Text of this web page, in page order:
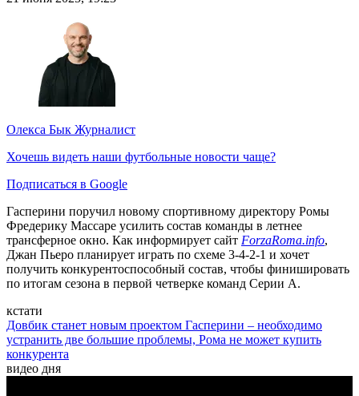
Олекса Бык Журналист
Хочешь видеть наши футбольные новости чаще?
Подписаться в Google
Гасперини поручил новому спортивному директору Ромы
Фредерику Массаре усилить состав команды в летнее
трансферное окно. Как информирует сайт ForzaRoma.info,
Джан Пьеро планирует играть по схеме 3-4-2-1 и хочет
получить конкурентоспособный состав, чтобы финишировать
по итогам сезона в первой четверке команд Серии А.
кстати
Довбик станет новым проектом Гасперини – необходимо
устранить две большие проблемы, Рома не может купить
конкурента
видео дня